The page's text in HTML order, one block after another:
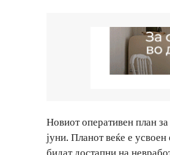
Новиот оперативен план
јуни. Планот веќе е
бидат достапни на